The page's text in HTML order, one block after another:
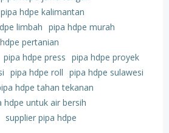
pipa hdpe kalimantan
limbah pipa hdpe murah
pertanian
pipa hdpe press pipa hdpe proyek
pipa hdpe roll pipa hdpe sulawesi
hdpe tahan tekanan
hdpe untuk air bersih
supplier pipa hdpe